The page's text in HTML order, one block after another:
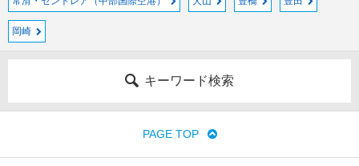
岡崎
キーワード検索
PAGE TOP